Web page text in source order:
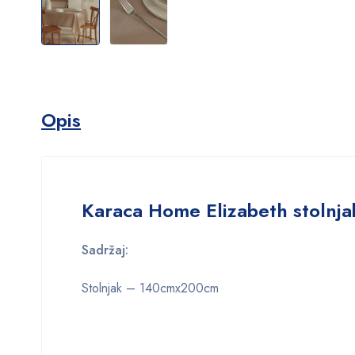
Opis
Karaca Home Elizabeth
Sadržaj:
Stolnjak – 140cmx200cm